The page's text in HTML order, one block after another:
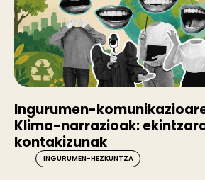
Ingurumen-
Klima-narrazioak:
kontakizunak
INGURUMEN-HEZKUNTZA